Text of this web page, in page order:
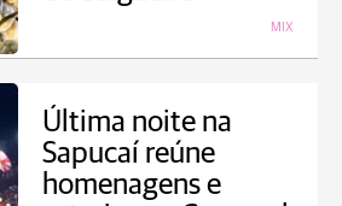
MIX
Última noite na
Sapucaí reúne
homenagens e